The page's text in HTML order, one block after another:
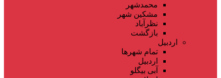
محمدشهر
مشکین شهر
نظرآباد
بازگشت
اردبیل
تمام شهر‌ها
اردبیل
آبی بیگلو